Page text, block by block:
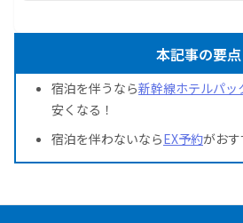
本記事の要点
宿泊を伴うなら新幹線ホテルパッ
安くなる！
宿泊を伴わないならEX予約がおす